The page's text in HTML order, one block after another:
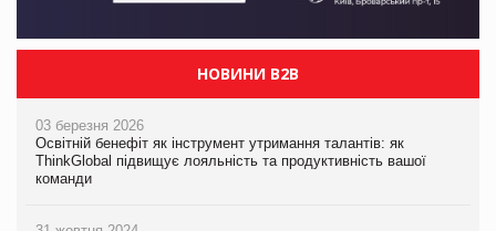
НОВИНИ B2B
03 березня 2026
Освітній бенефіт як інструмент утримання талантів: як
ThinkGlobal підвищує лояльність та продуктивність вашої
команди